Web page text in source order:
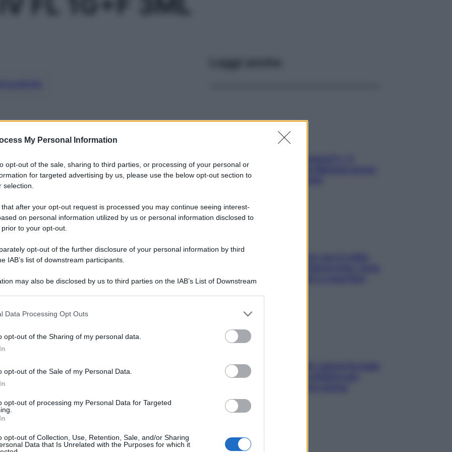
My Personal Information
opt-out of the sale, sharing to third parties, or processing of your personal or
for targeted advertising by us, please use the below opt-out section to
selection.
after your opt-out request is processed you may continue seeing interest-
on personal information utilized by us or personal information disclosed to
to your opt-out.
opt-out of the further disclosure of your personal information by third
IAB’s list of downstream participants.
may also be disclosed by us to third parties on the IAB’s List of Downstream
but not limited to your visit or usage behaviour. You may click to grant or
to Google and its third-party tags to use your data for below specified purposes
consent section.
Data Processing Opt Outs
opt-out of the Sharing of my personal data.
opt-out of the Sale of my Personal Data.
opt-out of processing my Personal Data for Targeted
opt-out of Collection, Use, Retention, Sale, and/or Sharing
Data that Is Unrelated with the Purposes for which it
Descrizione tipo ricetta: RR – RIPETIBILE
10V IN 6MESI
Forma farmaceutica:
delle infezioni moderate e gravi determinate
respiratorio e le infezioni (complicate e
le peritoniti e le infezioni biliari, le
in pazienti immunocompromessi.
nei pazienti neutropenici.
di episodi febbrili in pazienti neutropenici.
gravi (ad esempio: pazienti sottoposti
ricette facili di Max Mariola senza
pesare gli ingredienti
succede alle donne e cosa fare
Doccia, lavarsi tutti i giorni fa male
alla pelle? I miti da sfatare per
stressarla